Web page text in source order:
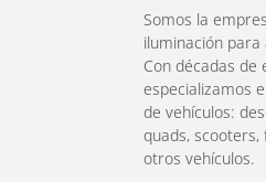
Somos la
iluminación para
Con décadas de
especializamos
de vehículos:
quads,
otros vehículos.